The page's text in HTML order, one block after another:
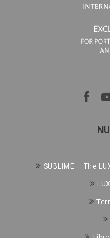
SUBLIME – The